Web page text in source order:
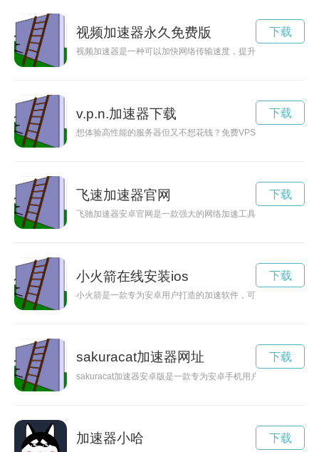
视频加速器永久免费版
视频加速器是一种可以加快网络传输速度，提升视频加载效率
下载
v.p.n.加速器下载
想体验高性能的服务器但又不想花钱？免费VPS试用7天，让你
下载
飞速加速器官网
飞驰加速器安卓官网是一款强大的网络加速工具，能够帮助用
下载
小火箭在线安装ios
小火箭是一款专为安卓用户打造的加速软件，可以帮助提升手
下载
sakuracat加速器网址
sakuracat加速器安卓版是一款专为安卓手机用户设计的网络加
下载
加速器小哈 下载